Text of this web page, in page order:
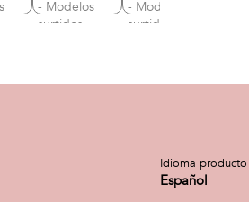
Idioma producto
Español